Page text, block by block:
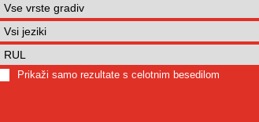
Prikaži samo rezultate s celotnim besedilom